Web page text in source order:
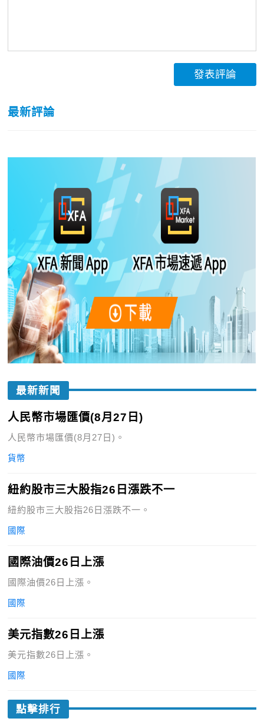
發表評論
最新評論
最新新聞
人民幣市場匯價(8月27日)
人民幣市場匯價(8月27日)。
貨幣
紐約股市三大股指26日漲跌不一
紐約股市三大股指26日漲跌不一。
國際
國際油價26日上漲
國際油價26日上漲。
國際
美元指數26日上漲
美元指數26日上漲。
國際
點擊排行